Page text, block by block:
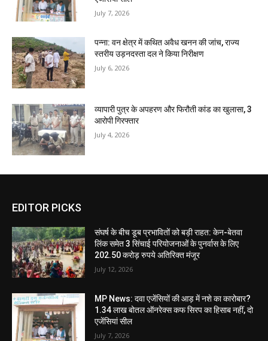
July 7, 2026
पन्ना: वन क्षेत्र में कथित अवैध खनन की जांच, राज्य
स्तरीय उड़नदस्ता दल ने किया निरीक्षण
July 6, 2026
व्यापारी पुत्र के अपहरण और फिरौती कांड का खुलासा, 3
आरोपी गिरफ्तार
July 4, 2026
EDITOR PICKS
संघर्ष के बीच डूब प्रभावितों को बड़ी राहत: केन-बेतवा
लिंक समेत 3 सिंचाई परियोजनाओं के पुनर्वास के लिए
202.50 करोड़ रुपये अतिरिक्त मंजूर
July 12, 2026
MP News: दवा एजेंसियों की आड़ में नशे का कारोबार?
1.34 लाख बोतल ऑनरेक्स कफ सिरप का हिसाब नहीं, दो
एजेंसियां सील
July 7, 2026